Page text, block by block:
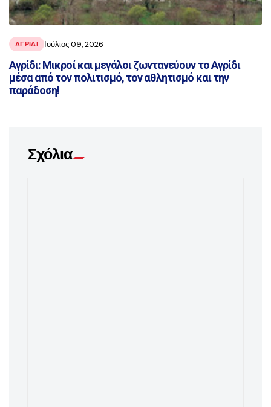
ΑΓΡΙΔΙ Ιούλιος 09, 2026
Αγρίδι: Μικροί και μεγάλοι ζωντανεύουν το Αγρίδι
μέσα από τον πολιτισμό, τον αθλητισμό και την
παράδοση!
Σχόλια